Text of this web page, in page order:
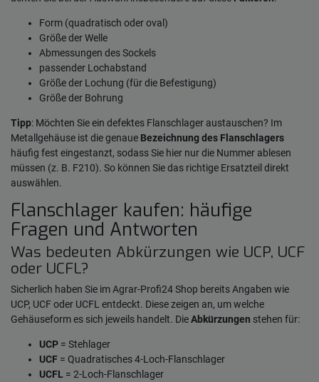
Form (quadratisch oder oval)
Größe der Welle
Abmessungen des Sockels
passender Lochabstand
Größe der Lochung (für die Befestigung)
Größe der Bohrung
Tipp: Möchten Sie ein defektes Flanschlager austauschen? Im
Metallgehäuse ist die genaue Bezeichnung des Flanschlagers
häufig fest eingestanzt, sodass Sie hier nur die Nummer ablesen
müssen (z. B. F210). So können Sie das richtige Ersatzteil direkt
auswählen.
Flanschlager kaufen: häufige
Fragen und Antworten
Was bedeuten Abkürzungen wie UCP, UCF
oder UCFL?
Sicherlich haben Sie im Agrar-Profi24 Shop bereits Angaben wie
UCP, UCF oder UCFL entdeckt. Diese zeigen an, um welche
Gehäuseform es sich jeweils handelt. DieAbkürzungen stehen für:
UCP = Stehlager
UCF = Quadratisches 4-Loch-Flanschlager
UCFL = 2-Loch-Flanschlager